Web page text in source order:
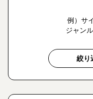
例）サ
ジャン
絞り